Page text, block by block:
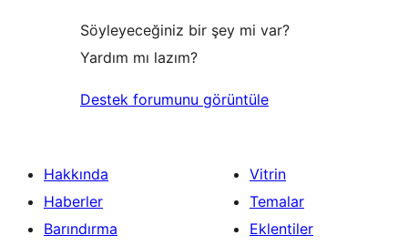
Söyleyeceğiniz bir şey mi var?
Yardım mı lazım?
Destek forumunu görüntüle
Hakkında
Haberler
Barındırma
Vitrin
Temalar
Eklentiler